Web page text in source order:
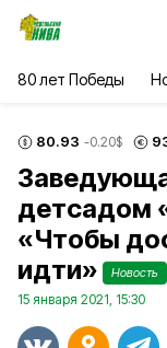
80 лет Победы
80.93 -0.20$
детсадом
«Чтобы
идти»
Новость
15 января 2021, 15:30